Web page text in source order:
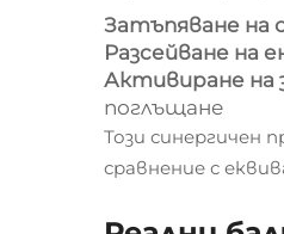
Затъпяване на
Разсейване на
Активиране на
поглъщане
Този синергичен
сравнение с